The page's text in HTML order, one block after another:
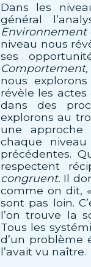
Dans les
général
Environnement
niveau nous
ses
Comportement,
nous
révèle les
dans des
explorons au
une approche
chaque
précédentes.
respectent
congruent. Il
comme on dit,
sont pas loin.
l’on trouve la
Tous les
d’un problème
l’avait vu naître.